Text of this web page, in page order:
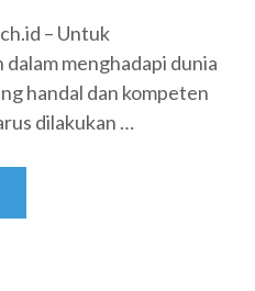
– Untuk
menghadapi dunia
handal dan kompeten
dilakukan …